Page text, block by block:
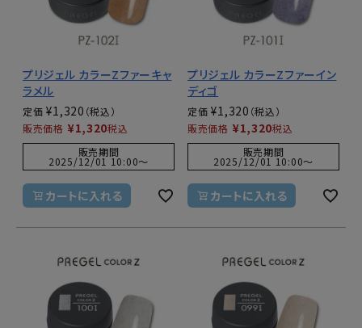
プリジェル カラーZファーキャ
ラメル
定価 ¥1,320
販売価格 ¥1,320税込
販売期間
2025/12/01 10:00〜
カートに入れる
プリジェル カラーZファーイン
ディゴ
定価 ¥1,320
販売価格 ¥1,320税込
販売期間
2025/12/01 10:00〜
カートに入れる